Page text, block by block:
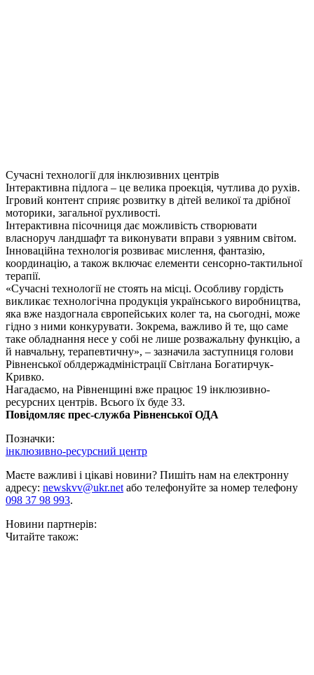
Сучасні технології для інклюзивних центрів
Інтерактивна підлога – це велика проекція, чутлива до рухів.
Ігровий контент сприяє розвитку в дітей великої та дрібної
моторики, загальної рухливості.
Інтерактивна пісочниця дає можливість створювати
власноруч ландшафт та виконувати вправи з уявним світом.
Інноваційна технологія розвиває мислення, фантазію,
координацію, а також включає елементи сенсорно-тактильної
терапії.
«Сучасні технології не стоять на місці. Особливу гордість
викликає технологічна продукція українського виробництва,
яка вже наздогнала європейських колег та, на сьогодні, може
гідно з ними конкурувати. Зокрема, важливо й те, що саме
таке обладнання несе у собі не лише розважальну функцію, а
й навчальну, терапевтичну», – зазначила заступниця голови
Рівненської облдержадміністрації Світлана Богатирчук-
Кривко.
Нагадаємо, на Рівненщині вже працює 19 інклюзивно-
ресурсних центрів. Всього їх буде 33.
Повідомляє прес-служба Рівненської ОДА
Позначки:
інклюзивно-ресурсний центр
Маєте важливі і цікаві новини? Пишіть нам на електронну
адресу: newskvv@ukr.netабо телефонуйте за номер телефону
098 37 98 993.
Новини партнерів:
Читайте також: